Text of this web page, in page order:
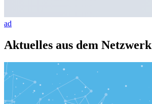
ad
Aktuelles aus dem Netzwerk